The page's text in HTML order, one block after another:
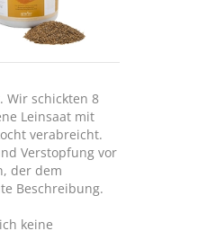
Wir schickten 8
Leinsaat mit
verabreicht.
Verstopfung vor
der dem
Beschreibung.
keine